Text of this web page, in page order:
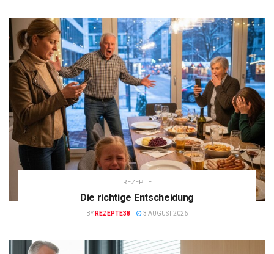
REZEPTE
Die richtige Entscheidung
BY REZEPTE38 3 AUGUST 2026